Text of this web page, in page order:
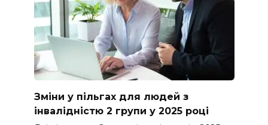
Зміни у пільгах для людей з
інвалідністю 2 групи у 2025 році